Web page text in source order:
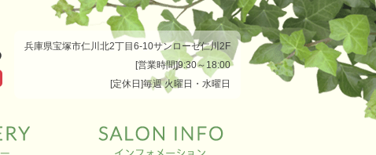
兵庫県宝塚市仁川北2丁目6-10サンローゼ仁川2F
[営業時間]9:30～18:00
[定休日]毎週 火曜日・水曜日